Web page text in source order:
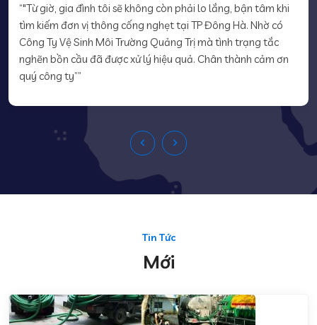
““Chi phí hút hầm cầu, thông cống nghẹt tại Công Ty Vệ Sinh
Môi Trường Quảng Trị khá hợp lý. Trước khi thực hiện nhân
viên có báo giá rõ ràng, cụ thể, chi tiết nên an tâm phần nào.
Chúc công ty ngày càng phát triển hơn nữa””
Tin Tức
Mới